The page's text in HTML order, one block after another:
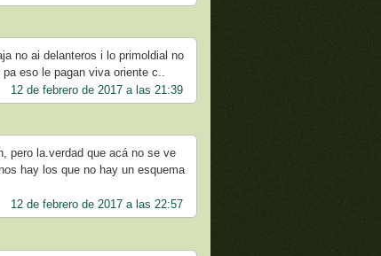
no ai delanteros i lo primoldial no
eso le pagan viva oriente c..
12 de febrero de 2017 a las 21:39
pero la.verdad que acá no se ve
hay los que no hay un esquema
12 de febrero de 2017 a las 22:57